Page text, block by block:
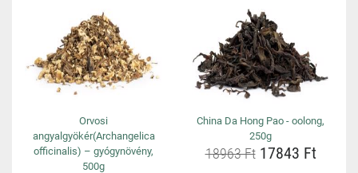
Orvosi
angyalgyökér(Archangelica
officinalis) – gyógynövény,
500g
China Da Hong Pao - oolong,
250g
18963 Ft17843 Ft